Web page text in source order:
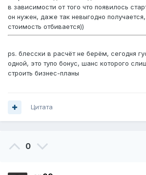
в зависимости от того что появилось
он нужен, даже так невыгодно
стоимость отбивается))
ps. блесски в расчёт не берём, сегодня
одной, это тупо бонус, шанс которого
строить бизнес-планы
Цитата
0